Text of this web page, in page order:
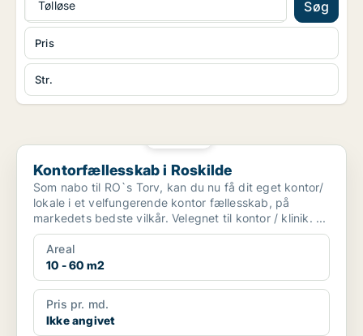
Tølløse Søg
Str.
Pris
Kontorfællesskab i Roskilde
Kontorfællesskab i Roskilde
Som nabo til RO`s Torv, kan du nu få dit eget kontor/
lokale i et velfungerende kontor fællesskab, på
markedets bedste vilkår. Velegnet til kontor / klinik. ...
Areal
10 - 60 m2
Pris pr. md.
Ikke angivet